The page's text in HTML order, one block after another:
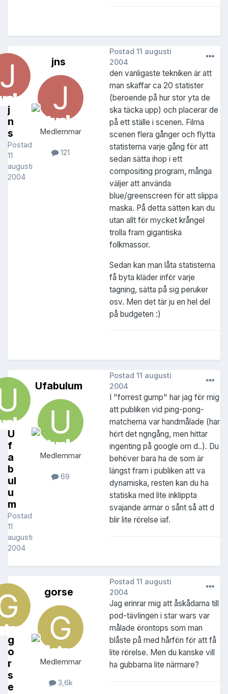
j
n
s
Postad
11
augusti
2004
jns
Medlemmar
121
Postad 11 augusti
2004
den vanligaste tekniken är att
man skaffar ca 20 statister
(beroende på hur stor yta de
ska täcka upp) och placerar de
på ett ställe i scenen. Filma
scenen flera gånger och flytta
statisterna varje gång för att
sedan sätta ihop i ett
compositing program, många
väljer att använda
blue/greenscreen för att slippa
maska. På detta sätten kan du
utan allt för mycket krångel
trolla fram gigantiska
folkmassor.
Sedan kan man låta statisterna
få byta kläder inför varje
tagning, sätta på sig peruker
osv. Men det tär ju en hel del
på budgeten :)
U
f
a
b
ul
u
m
Postad
11
augusti
2004
Ufabulum
Medlemmar
69
Postad 11 augusti
2004
I "forrest gump" har jag för mig
att publiken vid ping-pong-
matcherna var handmålade (har
hört det ngngång, men hittar
ingenting på google om d..). Du
behöver bara ha de som är
längst fram i publiken att va
dynamiska, resten kan du ha
statiska med lite inklippta
svajande armar o sånt så att d
blir lite rörelse iaf.
g
o
r
s
e
gorse
Medlemmar
3,6k
Postad 11 augusti
2004
Jag erinrar mig att åskådarna till
pod-tävlingen i star wars var
målade örontops som man
blåste på med hårfön för att få
lite rörelse. Men du kanske vill
ha gubbarna lite närmare?